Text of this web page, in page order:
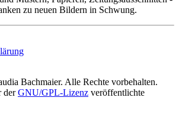
zu neuen Bildern in Schwung.
Bachmaier. Alle Rechte vorbehalten.
derGNU/GPL-Lizenz veröffentlichte